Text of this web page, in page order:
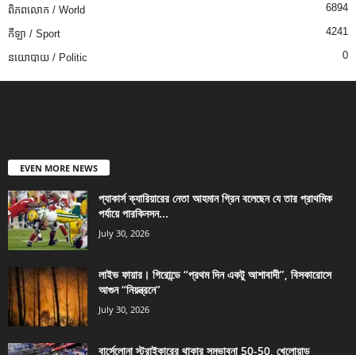
ពិភពលោក / World 6894
កីឡា / Sport 4241
នយោបាយ / Politic 0
EVEN MORE NEWS
প্যাকার্স ক্যারিয়ারের নেতা আহমান গ্রিন বলেছেন যে তার প্রাথমিক
পর্যায়ে পারকিনসন...
July 30, 2026
লাইভ ফায়ার। গিরোন্ডে “প্রথম দিন একটু আশাবাদী”, বিসকারোসে
আগুন “নিয়ন্ত্রনে”
July 30, 2026
বার্সেলোনা স্ট্রাইকারের থাকার সম্ভাবনা 50-50, খেলোয়াড়